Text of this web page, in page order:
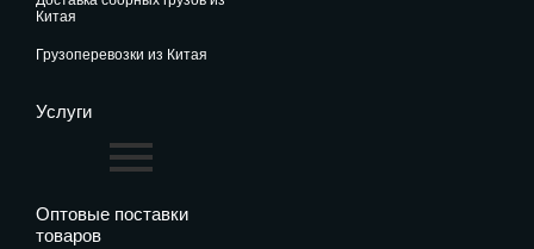
Китая
грузоперевозки из Китая
Услуги
Оптовые поставки
товаров